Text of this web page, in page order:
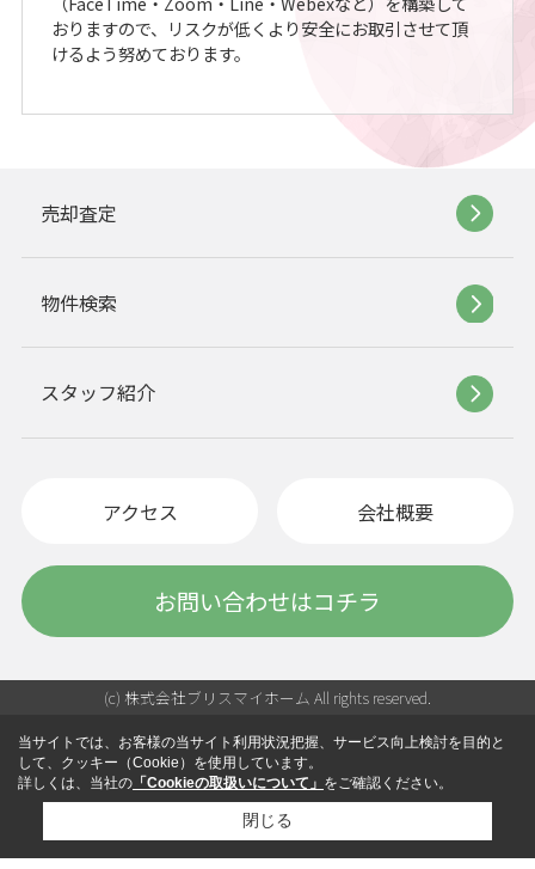
おりますので、リスクが低くより安全にお取引させて頂
けるよう努めております。
売却査定
物件検索
スタッフ紹介
アクセス 会社概要
お問い合わせはコチラ
(c) 株式会社ブリスマイホーム All rights reserved.
当サイトでは、お客様の当サイト利用状況把握、サービス向上検討を目的と
して、クッキー（Cookie）を使用しています。
詳しくは、当社の 「Cookieの取扱いについて」 をご確認ください。
閉じる